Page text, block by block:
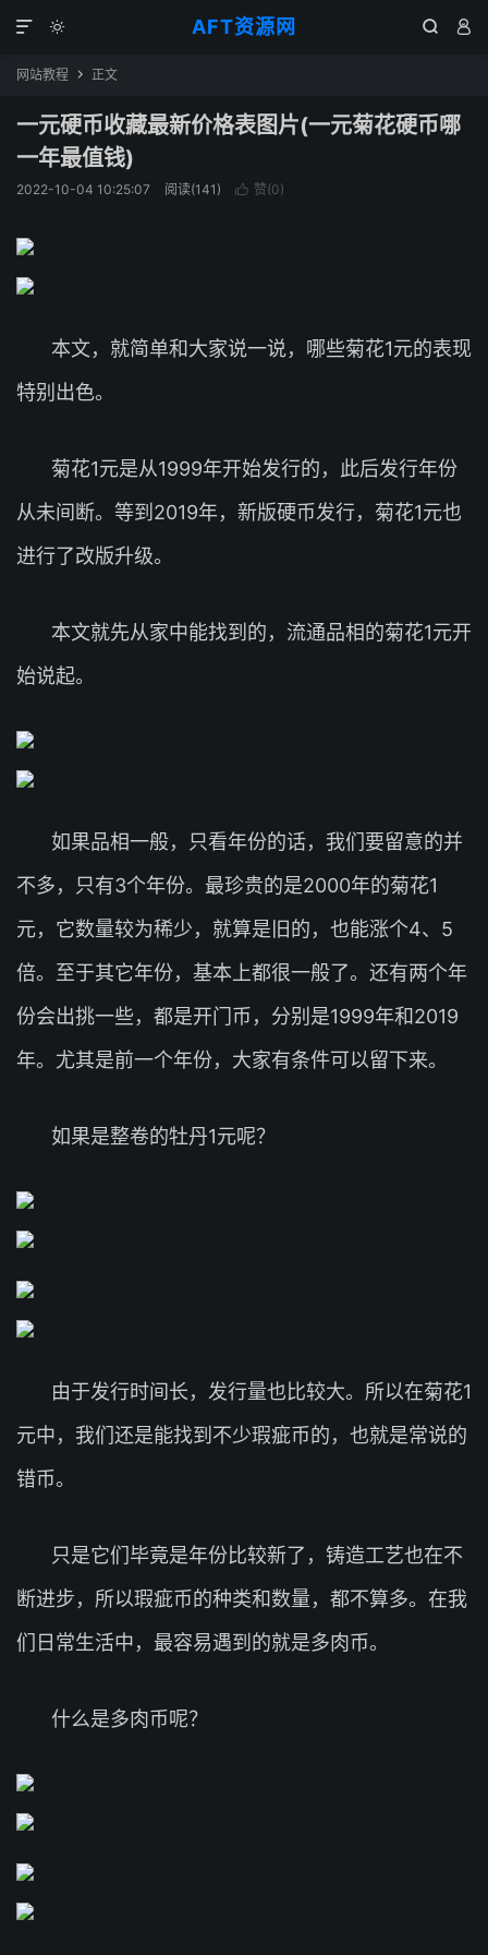
AFT资源网
  

网站教程  正文
一元硬币收藏最新价格表图片(一元菊花硬币哪
一年最值钱)
2022-10-04 10:25:07 阅读(141)  赞(0)
本文，就简单和大家说一说，哪些菊花1元的表现
特别出色。
菊花1元是从1999年开始发行的，此后发行年份
从未间断。等到2019年，新版硬币发行，菊花1元也
进行了改版升级。
本文就先从家中能找到的，流通品相的菊花1元开
始说起。
如果品相一般，只看年份的话，我们要留意的并
不多，只有3个年份。最珍贵的是2000年的菊花1
元，它数量较为稀少，就算是旧的，也能涨个4、5
倍。至于其它年份，基本上都很一般了。还有两个年
份会出挑一些，都是开门币，分别是1999年和2019
年。尤其是前一个年份，大家有条件可以留下来。
如果是整卷的牡丹1元呢？
由于发行时间长，发行量也比较大。所以在菊花1
元中，我们还是能找到不少瑕疵币的，也就是常说的
错币。
只是它们毕竟是年份比较新了，铸造工艺也在不
断进步，所以瑕疵币的种类和数量，都不算多。在我
们日常生活中，最容易遇到的就是多肉币。
什么是多肉币呢？